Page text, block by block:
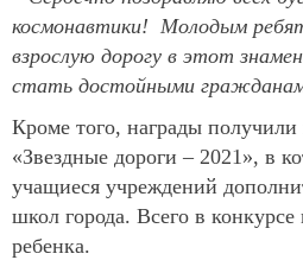
космонавтики! Молодым
взрослую дорогу в этот
стать достойными
Кроме того, награды получили
«Звездные дороги – 2021», в
учащиеся учреждений
школ города. Всего в
ребенка.